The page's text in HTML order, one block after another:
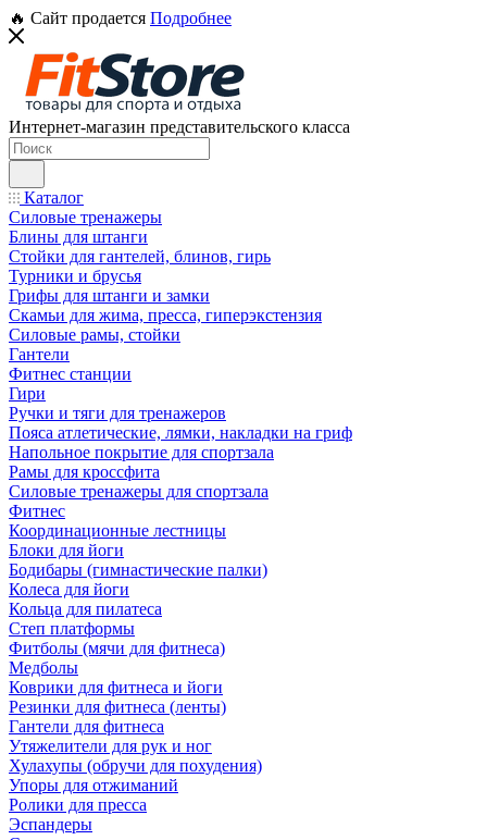
🔥 Сайт продается Подробнее
Интернет-магазин представительского класса
Каталог
Силовые тренажеры
Блины для штанги
Стойки для гантелей, блинов, гирь
Турники и брусья
Грифы для штанги и замки
Скамьи для жима, пресса, гиперэкстензия
Силовые рамы, стойки
Гантели
Фитнес станции
Гири
Ручки и тяги для тренажеров
Пояса атлетические, лямки, накладки на гриф
Напольное покрытие для спортзала
Рамы для кроссфита
Силовые тренажеры для спортзала
Фитнес
Координационные лестницы
Блоки для йоги
Бодибары (гимнастические палки)
Колеса для йоги
Кольца для пилатеса
Степ платформы
Фитболы (мячи для фитнеса)
Медболы
Коврики для фитнеса и йоги
Резинки для фитнеса (ленты)
Гантели для фитнеса
Утяжелители для рук и ног
Хулахупы (обручи для похудения)
Упоры для отжиманий
Ролики для пресса
Эспандеры